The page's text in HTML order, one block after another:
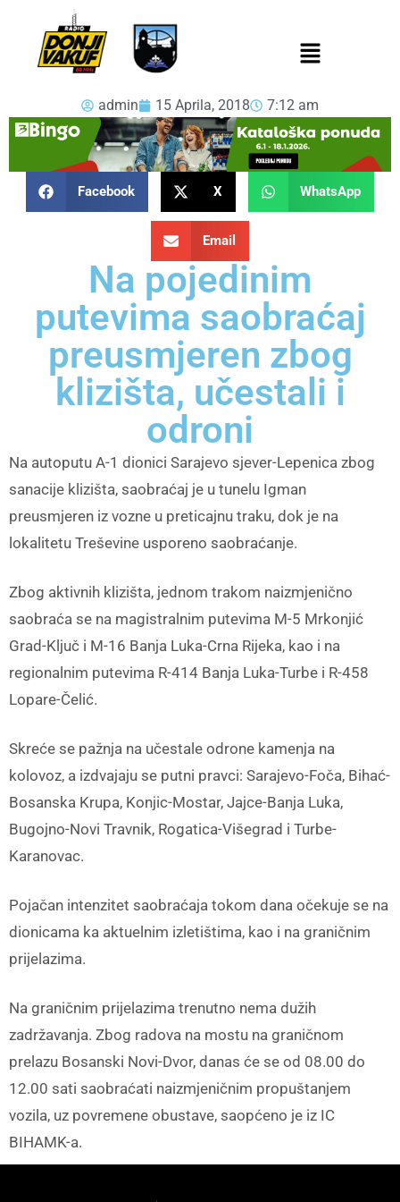
admin 15 Aprila, 2018 7:12 am
Facebook X WhatsApp
Email
Na pojedinim
putevima saobraćaj
preusmjeren zbog
klizišta, učestali i
odroni
Na autoputu A-1 dionici Sarajevo sjever-Lepenica zbog
sanacije klizišta, saobraćaj je u tunelu Igman
preusmjeren iz vozne u preticajnu traku, dok je na
lokalitetu Treševine usporeno saobraćanje.
Zbog aktivnih klizišta, jednom trakom naizmjenično
saobraća se na magistralnim putevima M-5 Mrkonjić
Grad-Ključ i M-16 Banja Luka-Crna Rijeka, kao i na
regionalnim putevima R-414 Banja Luka-Turbe i R-458
Lopare-Čelić.
Skreće se pažnja na učestale odrone kamenja na
kolovoz, a izdvajaju se putni pravci: Sarajevo-Foča, Bihać-
Bosanska Krupa, Konjic-Mostar, Jajce-Banja Luka,
Bugojno-Novi Travnik, Rogatica-Višegrad i Turbe-
Karanovac.
Pojačan intenzitet saobraćaja tokom dana očekuje se na
dionicama ka aktuelnim izletištima, kao i na graničnim
prijelazima.
Na graničnim prijelazima trenutno nema dužih
zadržavanja. Zbog radova na mostu na graničnom
prelazu Bosanski Novi-Dvor, danas će se od 08.00 do
12.00 sati saobraćati naizmjeničnim propuštanjem
vozila, uz povremene obustave, saopćeno je iz IC
BIHAMK-a.